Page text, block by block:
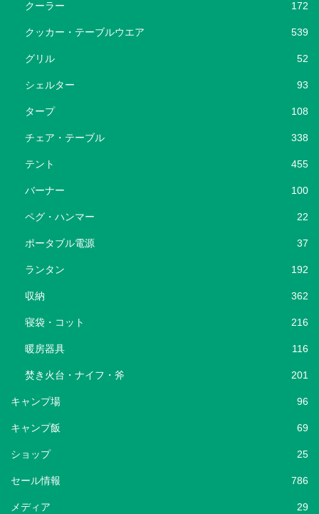
クーラー 172
クッカー・テーブルウエア 539
グリル 52
シェルター 93
タープ 108
チェア・テーブル 338
テント 455
バーナー 100
ペグ・ハンマー 22
ポータブル電源 37
ランタン 192
収納 362
寝袋・コット 216
暖房器具 116
焚き火台・ナイフ・斧 201
キャンプ場 96
キャンプ飯 69
ショップ 25
セール情報 786
メディア 29